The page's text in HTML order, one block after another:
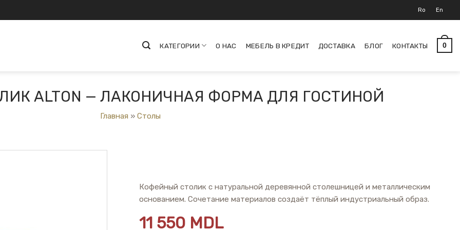
Ro En
КАТЕГОРИИ О НАС МЕБЕЛЬ В КРЕДИТ ДОСТАВКА БЛОГ КОНТАКТЫ 0
ALTON — ЛАКОНИЧНАЯ ФОРМА ДЛЯ ГОСТИНОЙ
Главная » Столы
Кофейный столик с натуральной деревянной столешницей и металлическим
основанием. Сочетание материалов создаёт тёплый индустриальный образ.
11 550 MDL